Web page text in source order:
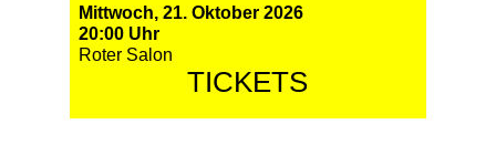
Mittwoch, 21. Oktober 2026
20:00 Uhr
Roter Salon
TICKETS